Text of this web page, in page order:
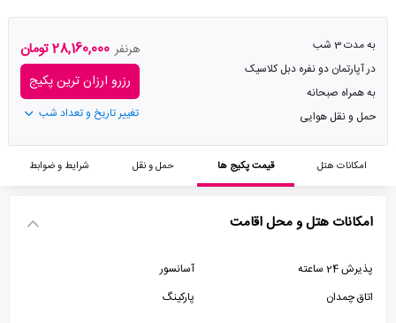
به مدت 3 شب
در آپارتمان دو نفره دبل کلاسیک
به همراه صبحانه
حمل و نقل هوایی
هرنفر 28,160,000 تومان
رزرو ارزان ترین پکیج
تغییر تاریخ و تعداد شب
امکانات هتل قیمت پکیج ها حمل و نقل شرایط و ضوابط
امکانات هتل و محل اقامت
پذیرش 24 ساعته
آسانسور
اتاق چمدان
پارکینگ